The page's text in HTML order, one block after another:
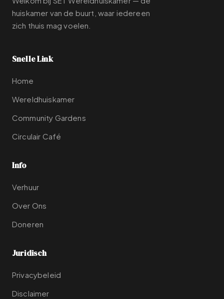
huiskamer van de buurt, waar iedereen
zich thuis mag voelen.
Snelle Link
Home
Wereldhuiskamer
Community Gardens
Circulair Café
Info
Verhuur
Over Ons
Doneren
Juridisch
Privacybeleid
Disclaimer